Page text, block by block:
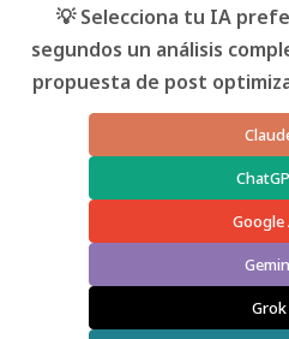
💡 Selecciona tu IA
segundos un análisis
propuesta de post
Google
Grok